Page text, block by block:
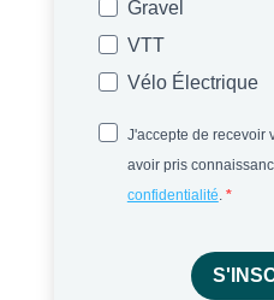
Gravel
VTT
Vélo Électrique
J'accepte de recevoir
avoir pris
confidentialité.